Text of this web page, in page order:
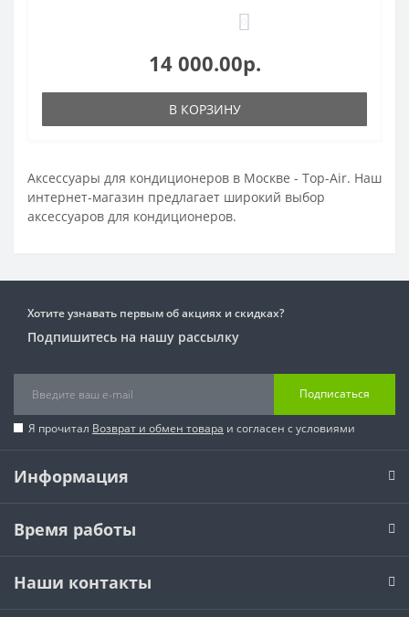
14 000.00р.
В КОРЗИНУ
Аксессуары для кондиционеров в Москве - Top-Air. Наш
интернет-магазин предлагает широкий выбор
аксессуаров для кондиционеров.
Хотите узнавать первым об акциях и скидках?
Подпишитесь на нашу рассылку
Подписаться
Я прочитал Возврат и обмен товара и согласен с условиями
Информация
Время работы
Наши контакты